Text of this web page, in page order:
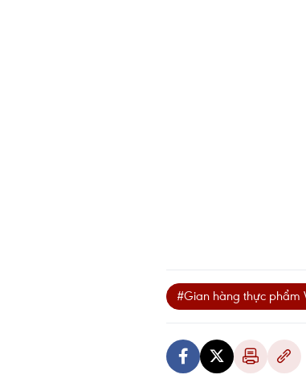
#Gian hàng thực phẩm